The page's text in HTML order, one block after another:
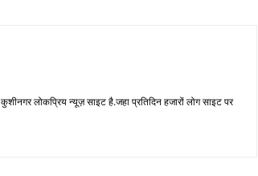
लोकप्रिय न्यूज़ साइट है.जहा प्रतिदिन हजारों लोग साइट पर